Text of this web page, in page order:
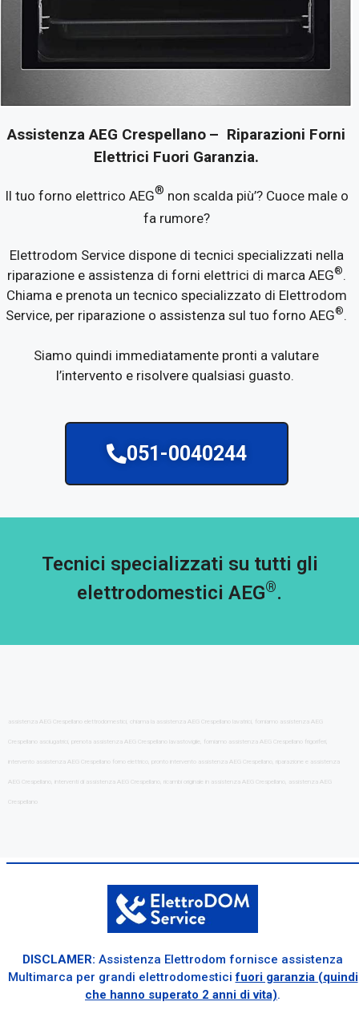
Assistenza AEG Crespellano – Riparazioni Forni
Elettrici Fuori Garanzia.
Il tuo forno elettrico AEG® non scalda più’? Cuoce male o
fa rumore?
Elettrodom Service dispone di tecnici specializzati nella
riparazione e assistenza di forni elettrici di marca AEG®.
Chiama e prenota un tecnico specializzato di Elettrodom
Service, per riparazione o assistenza sul tuo forno AEG®.
Siamo quindi immediatamente pronti a valutare
l’intervento e risolvere qualsiasi guasto.
051-0040244
Tecnici specializzati su tutti gli
elettrodomestici AEG®.
assistenza AEG Crespellano elettrodomestici, chiama la assistenza AEG Crespellano lavatrici, forniamo assistenza AEG
Crespellano asciugatrici, prenota assistenza AEG Crespellano lavastoviglie, forniamo assistenza AEG Crespellano frigoriferi,
intervento assistenza AEG Crespellano forno elettrico, pronto intervento assistenza AEG Crespellano, riparazione e assistenza
AEG Crespellano, interventi di assistenza AEG Crespellano, ricambi originale in assistenza AEG Crespellano, assistenza AEG
Crespellano
DISCLAMER: Assistenza Elettrodom fornisce assistenza
Multimarca per grandi elettrodomesticifuori garanzia (quindi
che hanno superato 2 anni di vita).